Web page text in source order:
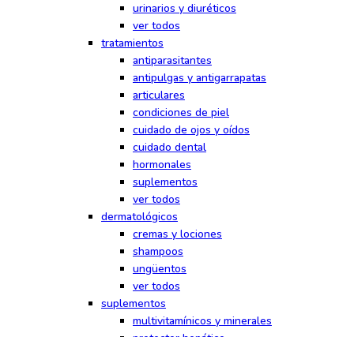
urinarios y diuréticos
ver todos
tratamientos
antiparasitantes
antipulgas y antigarrapatas
articulares
condiciones de piel
cuidado de ojos y oídos
cuidado dental
hormonales
suplementos
ver todos
dermatológicos
cremas y lociones
shampoos
ungüentos
ver todos
suplementos
multivitamínicos y minerales